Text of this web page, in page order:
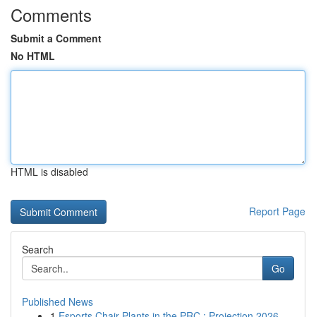
Comments
Submit a Comment
No HTML
HTML is disabled
Report Page
Search
Go
Published News